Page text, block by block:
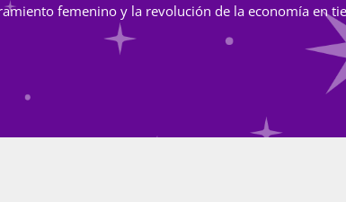
femenino y la revolución de la economía en